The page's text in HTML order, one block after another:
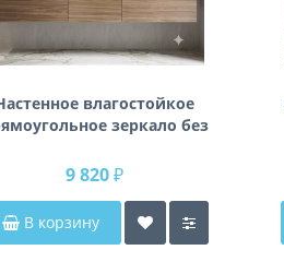
влагостойкое
зеркало без
см (1400 мм)
9 820 ₽
В корзину